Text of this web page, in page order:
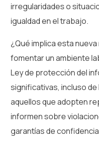
irregularidades o
igualdad en el trabajo.
¿Qué implica esta
fomentar un ambiente
Ley de protección del
significativas, incluso
aquellos que adopten
informen sobre
garantías de